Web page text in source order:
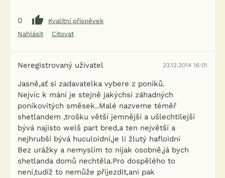
0
Kvalitní příspěvek
Nahlásit
Citovat
Neregistrovaný uživatel 23.12.2014 16:01
Jasně,ať si zadavatelka vybere z poníků.
Nejvíc k mání je stejně jakýchsi záhadných
poníkovitých směsek..Malé nazveme téměř
shetlandem ,trošku větší jemnější a ušlechtilejší
bývá najisto welš part bred,a ten největší a
nejhrubší bývá huculoidní,je li žlutý hafloidní
Bez urážky a nemyslím to nijak osobně,já bych
shetlanda domů nechtěla.Pro dospělého to
není,tudíž to nemůže přijezdit,ani pak